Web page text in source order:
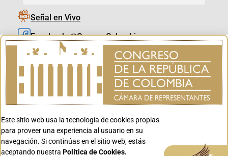
Señal en Vivo
Facebook_@CamaraColombia
Instagram_@CamaraColombia
X_@CamaraColombia
Youtube_@CamaraColombia
Youtube_@CanalCongreso
Este sitio web usa la tecnología de cookies propias
para proveer una experiencia al usuario en su
navegación. Si continúas en el sitio web, estás
aceptando nuestra Política de Cookies. Aceptar